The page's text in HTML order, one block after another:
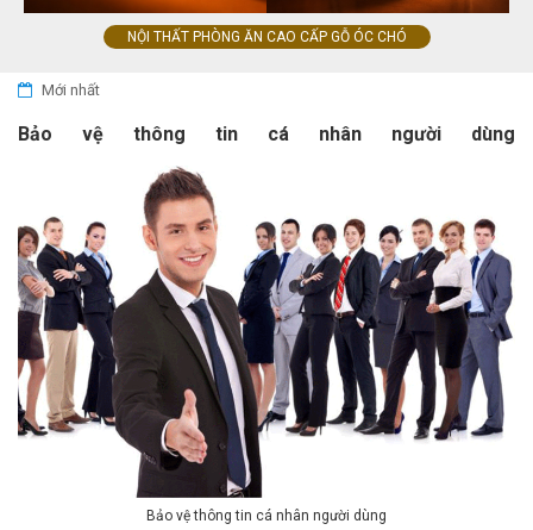
NỘI THẤT PHÒNG ĂN CAO CẤP GỖ ÓC CHÓ
Mới nhất
Bảo vệ thông tin cá nhân người dùng
Bảo vệ thông tin cá nhân người dùng